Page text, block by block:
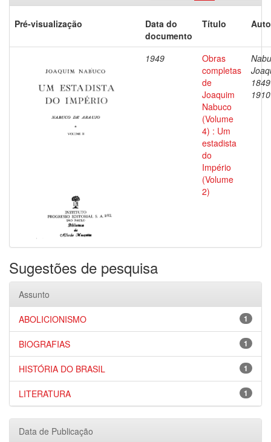
Pré-visualização
Data do
documento
Título
1949
Obras
completas
de
Joaquim
Nabuco
(Volume
4) : Um
estadista
do
Império
(Volume
2)
1910
Sugestões de pesquisa
Assunto
1
ABOLICIONISMO
1
BIOGRAFIAS
1
HISTÓRIA DO BRASIL
1
LITERATURA
Data de Publicação